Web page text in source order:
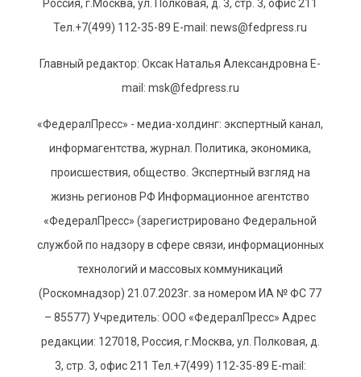
Россия, г.Москва, ул. Полковая, д. 3, стр. 3, офис 211
Тел.+7(499) 112-35-89 E-mail: news@fedpress.ru
Главный редактор: Оксак Наталья Александровна E-
mail: msk@fedpress.ru
«ФедералПресс» - медиа-холдинг: экспертный канал,
информагентства, журнал. Политика, экономика,
происшествия, общество. Экспертный взгляд на
жизнь регионов РФ Информационное агентство
«ФедералПресс» (зарегистрировано Федеральной
службой по надзору в сфере связи, информационных
технологий и массовых коммуникаций
(Роскомнадзор) 21.07.2023г. за номером ИА № ФС 77
– 85577) Учредитель: ООО «ФедералПресс» Адрес
редакции: 127018, Россия, г.Москва, ул. Полковая, д.
3, стр. 3, офис 211 Тел.+7(499) 112-35-89 E-mail: